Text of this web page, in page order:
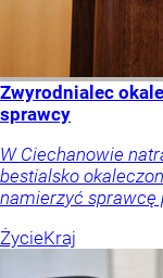
Zwyrodnialec
sprawcy
W Ciechanowie
bestialsko
namierzyć sprawcę
ŻycieKraj